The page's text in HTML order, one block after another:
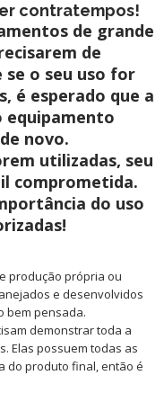
contratempos!
de grande
de
o seu uso for
é esperado que a
equipamento
novo.
utilizadas, seu
comprometida.
do uso
produção própria ou
e desenvolvidos
bem pensada.
demonstrar toda a
Elas possuem todas as
do produto final, então é